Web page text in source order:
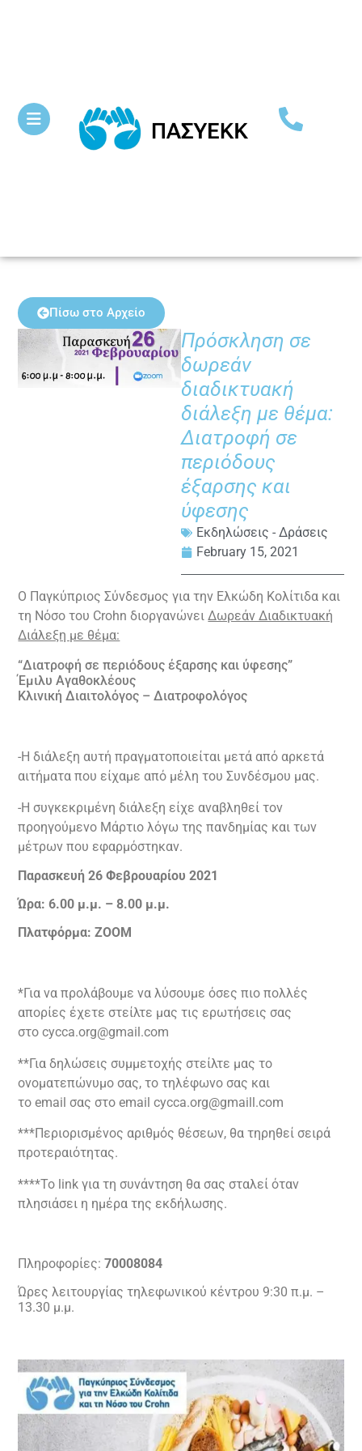
Πίσω στο Αρχείο
Πρόσκληση σε
δωρεάν
διαδικτυακή
διάλεξη με θέμα:
Διατροφή σε
περιόδους
έξαρσης και
ύφεσης
Εκδηλώσεις - Δράσεις
February 15, 2021
Ο Παγκύπριος Σύνδεσμος για την Ελκώδη Κολίτιδα και
τη Νόσο του Crohn διοργανώνειΔωρεάν Διαδικτυακή
Διάλεξη με θέμα:
“Διατροφή σε περιόδους έξαρσης και ύφεσης”
Έμιλυ Αγαθοκλέους
Κλινική Διαιτολόγος – Διατροφολόγος
-Η διάλεξη αυτή πραγματοποιείται μετά από αρκετά
αιτήματα που είχαμε από μέλη του Συνδέσμου μας.
-Η συγκεκριμένη διάλεξη είχε αναβληθεί τον
προηγούμενο Μάρτιο λόγω της πανδημίας και των
μέτρων που εφαρμόστηκαν.
Παρασκευή 26 Φεβρουαρίου 2021
Ώρα: 6.00 μ.μ. – 8.00 μ.μ.
Πλατφόρμα:ZOOM
*Για να προλάβουμε να λύσουμε όσες πιο πολλές
απορίες έχετε στείλτε μας τις ερωτήσεις σας
στο cycca.org@gmail.com
**Για δηλώσεις συμμετοχής στείλτε μας το
ονοματεπώνυμο σας, το τηλέφωνο σας και
το email σας στο email cycca.org@gmaill.com
***Περιορισμένος αριθμός θέσεων, θα τηρηθεί σειρά
προτεραιότητας.
****Το link για τη συνάντηση θα σας σταλεί όταν
πλησιάσει η ημέρα της εκδήλωσης.
Πληροφορίες:70008084
Ώρες λειτουργίας τηλεφωνικού κέντρου 9:30 π.μ. –
13.30 μ.μ.